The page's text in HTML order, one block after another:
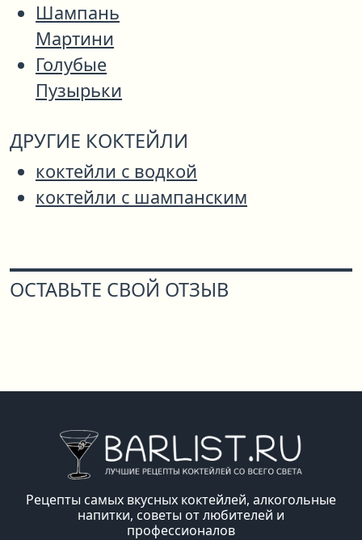
Шампань
Мартини
Голубые
Пузырьки
ДРУГИЕ КОКТЕЙЛИ
коктейли с водкой
коктейли с шампанским
ОСТАВЬТЕ СВОЙ ОТЗЫВ
Рецепты самых вкусных коктейлей, алкогольные
напитки, советы от любителей и
профессионалов